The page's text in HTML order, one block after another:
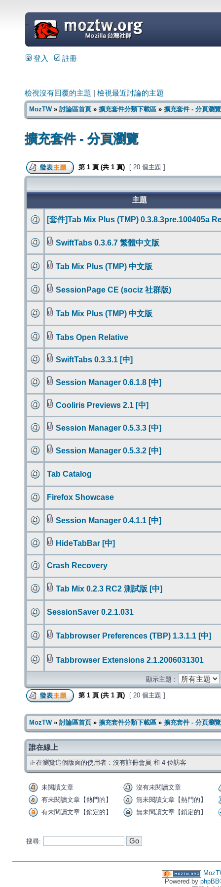
=
登入 註冊
檢視沒有回覆的主題 檢視最近討論的主題
MozTW» 討論區首頁 » 擴充套件分類下載區 » 擴充套件 - 分頁瀏覽
擴充套件 - 分頁瀏覽
第 1 頁 (共 1 頁) [ 20 個主題 ]
主題
[套件]Tab Mix Plus (TMP) 0.3.8.3pre.100405a
SwiftTabs 0.3.6.7 繁體中文版
Tab Mix Plus (TMP) 中文版
SessionPage CE (sociz 社群版)
Tab Mix Plus (TMP) 中文版
Tabs Open Relative
SwiftTabs 0.3.3.1 [中]
Session Manager 0.6.1.8 [中]
Cooliris Previews 2.1 [中]
Session Manager 0.5.3.3 [中]
Session Manager 0.5.3.2 [中]
Tab Catalog
Firefox Showcase
Session Manager 0.4.1.1 [中]
HideTabBar [中]
Crash Recovery
Tab Mix 0.2.3 RC2 測試版 [中]
SessionSaver 0.2.1.031
Tabbrowser Preferences (TBP) 1.3.1.1 [中]
Tabbrowser Extensions 2.1.2006031301
顯示主題 :
第 1 頁 (共 1 頁) [ 20 個主題 ]
MozTW» 討論區首頁 » 擴充套件分類下載區 » 擴充套件 - 分頁瀏覽
誰在線上
正在瀏覽這個版面的使用者：沒有註冊會員 和 4 位訪客
未閱讀文章
沒有未閱讀文章
有未閱讀文章【熱門的】
無未閱讀文章【熱門的】
有未閱讀文章【鎖定的】
無未閱讀文章【鎖定的】
搜尋:
Powered by phpBB